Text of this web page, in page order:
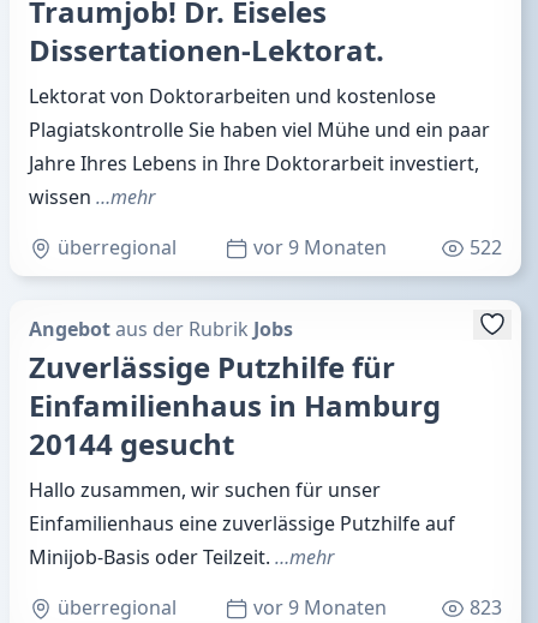
Traumjob! Dr. Eiseles
Dissertationen-Lektorat.
Lektorat von Doktorarbeiten und kostenlose
Plagiatskontrolle Sie haben viel Mühe und ein paar
Jahre Ihres Lebens in Ihre Doktorarbeit investiert,
wissen …mehr
überregional
vor 9 Monaten 522
Angebotaus der Rubrik Jobs
Zuverlässige Putzhilfe für
Einfamilienhaus in Hamburg
20144 gesucht
Hallo zusammen, wir suchen für unser
Einfamilienhaus eine zuverlässige Putzhilfe auf
Minijob-Basis oder Teilzeit. …mehr
überregional
vor 9 Monaten 823